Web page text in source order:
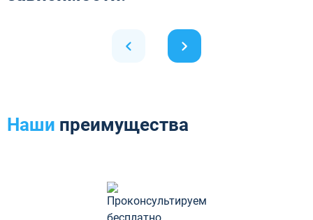
Наши преимущества